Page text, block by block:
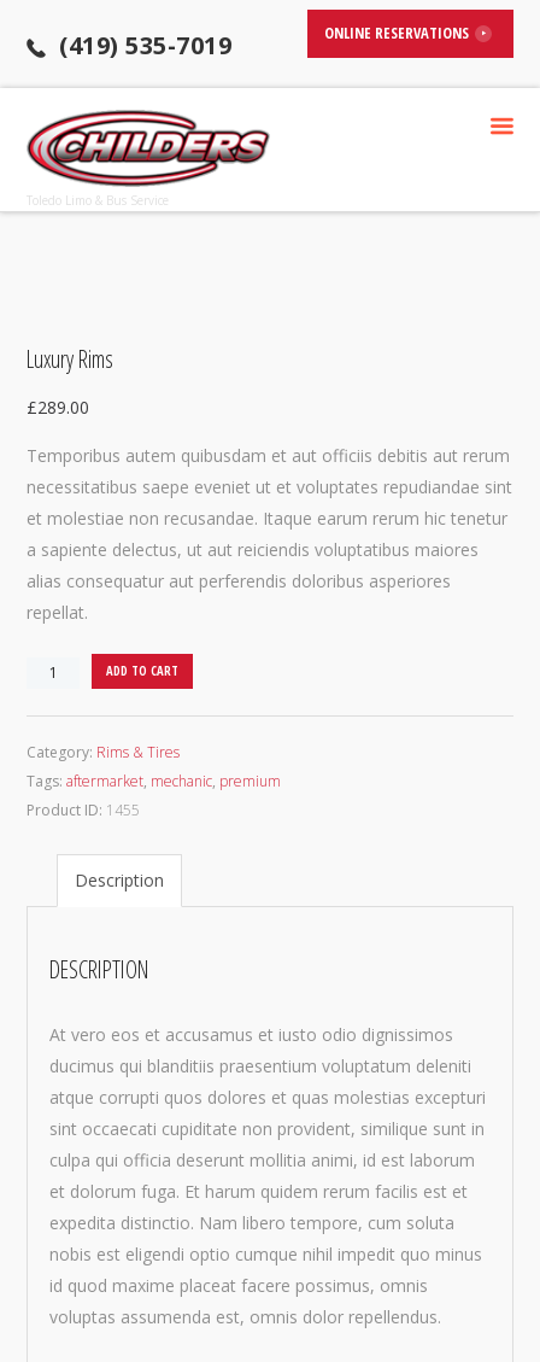
(419) 535-7019 ONLINE RESERVATIONS
Toledo Limo & Bus Service
Luxury Rims
£289.00
Temporibus autem quibusdam et aut officiis debitis aut rerum
necessitatibus saepe eveniet ut et voluptates repudiandae sint
et molestiae non recusandae. Itaque earum rerum hic tenetur
a sapiente delectus, ut aut reiciendis voluptatibus maiores
alias consequatur aut perferendis doloribus asperiores
repellat.
Luxury
ADD TO CART
Category: Rims & Tires
Tags:aftermarket, mechanic, premium
Product ID: 1455
Description
DESCRIPTION
At vero eos et accusamus et iusto odio dignissimos
ducimus qui blanditiis praesentium voluptatum deleniti
atque corrupti quos dolores et quas molestias excepturi
sint occaecati cupiditate non provident, similique sunt in
culpa qui officia deserunt mollitia animi, id est laborum
et dolorum fuga. Et harum quidem rerum facilis est et
expedita distinctio. Nam libero tempore, cum soluta
nobis est eligendi optio cumque nihil impedit quo minus
id quod maxime placeat facere possimus, omnis
voluptas assumenda est, omnis dolor repellendus.